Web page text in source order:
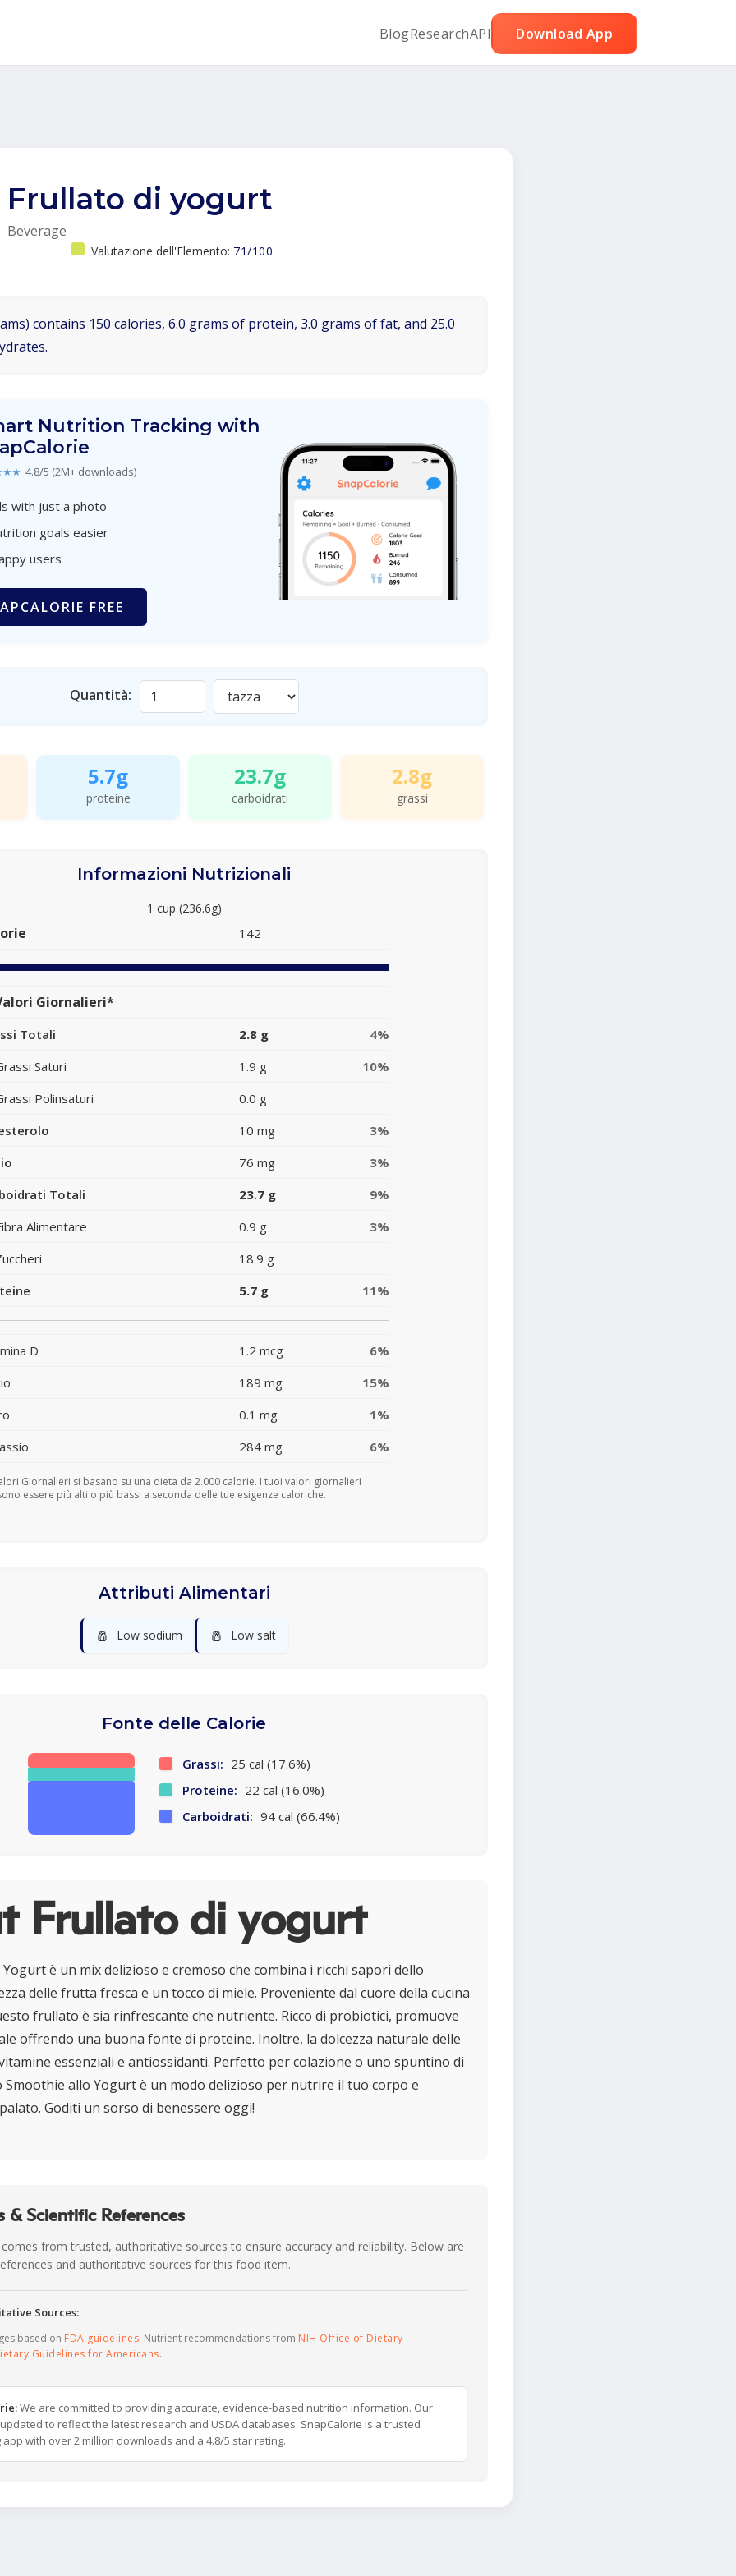
BlogResearchAPI Download App
Frullato di yogurt
Beverage
Valutazione dell'Elemento: 71/100
contains 150 calories, 6.0 grams of protein, 3.0 grams of fat, and 25.0
Nutrition Tracking with
4.8/5 (2M+ downloads)
with just a photo
goals easier
users
FREE
Quantità:
5.7g
proteine
23.7g
carboidrati
2.8g
grassi
Informazioni Nutrizionali
1 cup (236.6g)
142
Giornalieri*
Totali 2.8 g
4%
Saturi
1.9 g
10%
Polinsaturi
0.0 g
10 mg
3%
76 mg
3%
Totali
23.7 g
9%
Alimentare
0.9 g
3%
18.9 g
5.7 g 11%
D 1.2 mcg
6%
189 mg
15%
0.1 mg
1%
284 mg 6%
Giornalieri si basano su una dieta da 2.000 calorie. I tuoi valori giornalieri
essere più alti o più bassi a seconda delle tue esigenze caloriche.
Attributi Alimentari
🧂 Low sodium 🧂 Low salt
Fonte delle Calorie
Grassi: 25 cal (17.6%)
Proteine: 22 cal (16.0%)
Carboidrati: 94 cal (66.4%)
Frullato di yogurt
è un mix delizioso e cremoso che combina i ricchi sapori dello
delle frutta fresca e un tocco di miele. Proveniente dal cuore della cucina
frullato è sia rinfrescante che nutriente. Ricco di probiotici, promuove
offrendo una buona fonte di proteine. Inoltre, la dolcezza naturale delle
essenziali e antiossidanti. Perfetto per colazione o uno spuntino di
Smoothie allo Yogurt è un modo delizioso per nutrire il tuo corpo e
Goditi un sorso di benessere oggi!
& Scientific References
from trusted, authoritative sources to ensure accuracy and reliability. Below are
and authoritative sources for this food item.
Sources:
based on FDA guidelines. Nutrient recommendations from NIH Office of Dietary
Guidelines for Americans.
We are committed to providing accurate, evidence-based nutrition information. Our
to reflect the latest research and USDA databases. SnapCalorie is a trusted
with over 2 million downloads and a 4.8/5 star rating.